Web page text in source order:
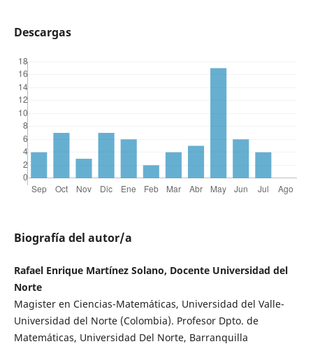
Descargas
Biografía del autor/a
Rafael Enrique Martínez Solano, Docente Universidad del
Norte
Magister en Ciencias-Matemáticas, Universidad del Valle-
Universidad del Norte (Colombia). Profesor Dpto. de
Matemáticas, Universidad Del Norte, Barranquilla